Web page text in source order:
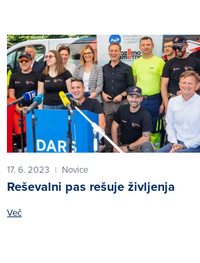
17. 6. 2023 | Novice
Reševalni pas rešuje življenja
Več